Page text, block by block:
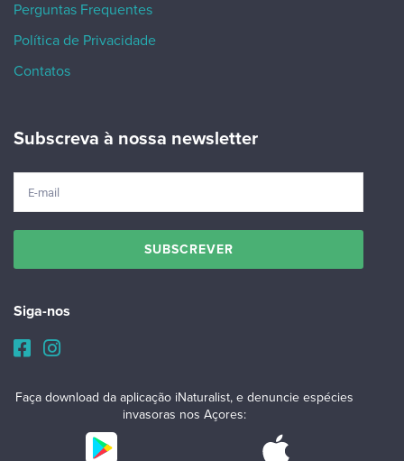
Perguntas Frequentes
Política de Privacidade
Contatos
Subscreva à nossa newsletter
Siga-nos
Faça download da aplicação iNaturalist, e denuncie espécies
invasoras nos Açores: